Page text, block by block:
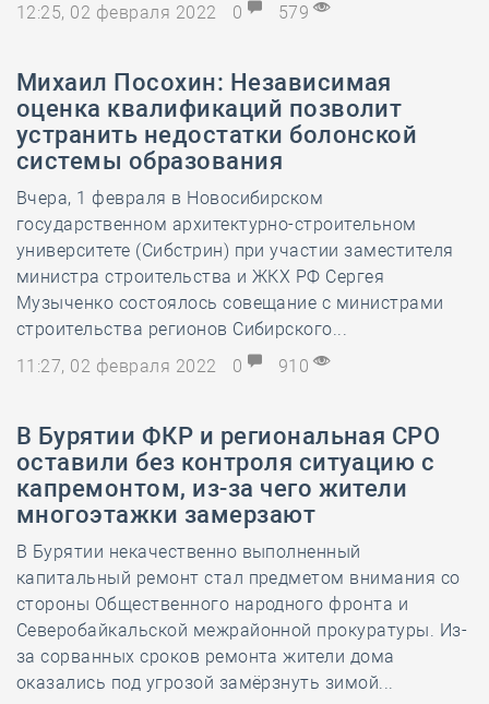
12:25, 02 февраля 2022
0 579
Михаил Посохин: Независимая
оценка квалификаций позволит
устранить недостатки болонской
системы образования
Вчера, 1 февраля в Новосибирском
государственном архитектурно-строительном
университете (Сибстрин) при участии заместителя
министра строительства и ЖКХ РФ Сергея
Музыченко состоялось совещание с министрами
строительства регионов Сибирского...
11:27, 02 февраля 2022
0 910
В Бурятии ФКР и региональная СРО
оставили без контроля ситуацию с
капремонтом, из-за чего жители
многоэтажки замерзают
В Бурятии некачественно выполненный
капитальный ремонт стал предметом внимания со
стороны Общественного народного фронта и
Северобайкальской межрайонной прокуратуры. Из-
за сорванных сроков ремонта жители дома
оказались под угрозой замёрзнуть зимой...